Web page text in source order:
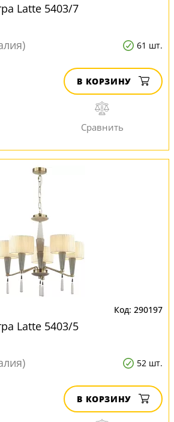
Latte 5403/7
61 шт.
В КОРЗИНУ
290197
Latte 5403/5
52 шт.
В КОРЗИНУ